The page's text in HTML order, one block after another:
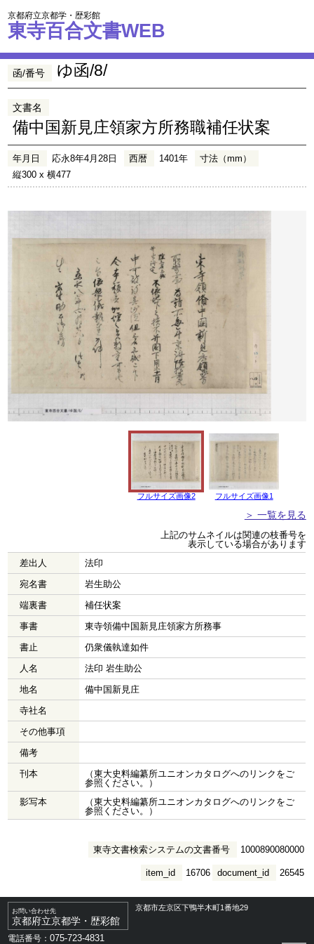
京都府立京都学・歴彩館
東寺百合文書WEB
函/番号 ゆ函/8/
文書名
備中国新見庄領家方所務職補任状案
年月日 応永8年4月28日 西暦 1401年
寸法（mm）
縦300 x 横477
フルサイズ画像2 フルサイズ画像1
＞ 一覧を見る
上記のサムネイルは関連の枝番号を
表示している場合があります
差出人
法印
宛名書
岩生助公
端裏書
補任状案
事書
東寺領備中国新見庄領家方所務事
書止
仍衆儀執達如件
人名
法印 岩生助公
地名
備中国新見庄
寺社名
その他事項
備考
刊本
（東大史料編纂所ユニオンカタログへのリンクをご
参照ください。）
影写本
（東大史料編纂所ユニオンカタログへのリンクをご
参照ください。）
東寺文書検索システムの文書番号 1000890080000
document_id 26545
item_id 16706
お問い合わせ先
京都府立京都学・歴彩館
京都市左京区下鴨半木町1番地29
電話番号：075-723-4831